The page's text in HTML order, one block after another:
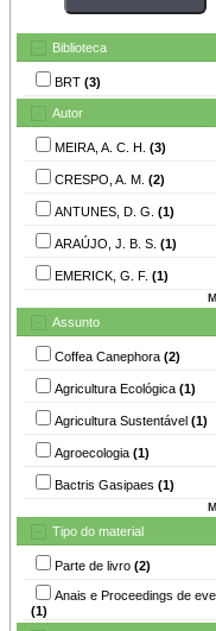
Biblioteca
BRT (3)
Autor
MEIRA, A. C. H. (3)
CRESPO, A. M. (2)
ANTUNES, D. G. (1)
ARAÚJO, J. B. S. (1)
EMERICK, G. F. (1)
Assunto
Coffea Canephora (2)
Agricultura Ecológica (1)
Agricultura Sustentável (1)
Agroecologia (1)
Bactris Gasipaes (1)
Tipo do material
Parte de livro (2)
Anais e Proceedings de
(1)